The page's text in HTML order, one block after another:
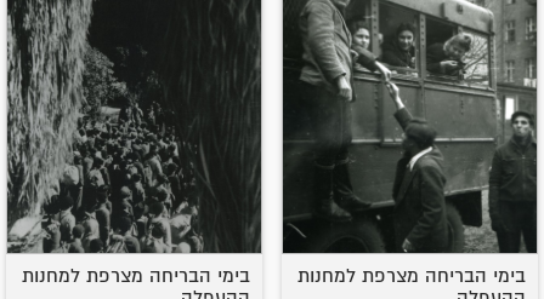
בימי הבריחה מצרפת למחנות
בימי הבריחה מצרפת למחנות